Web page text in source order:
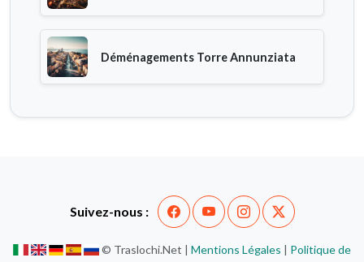
Déménagements Torre Annunziata
Suivez-nous :
© Traslochi.Net | Mentions Légales | Politique de